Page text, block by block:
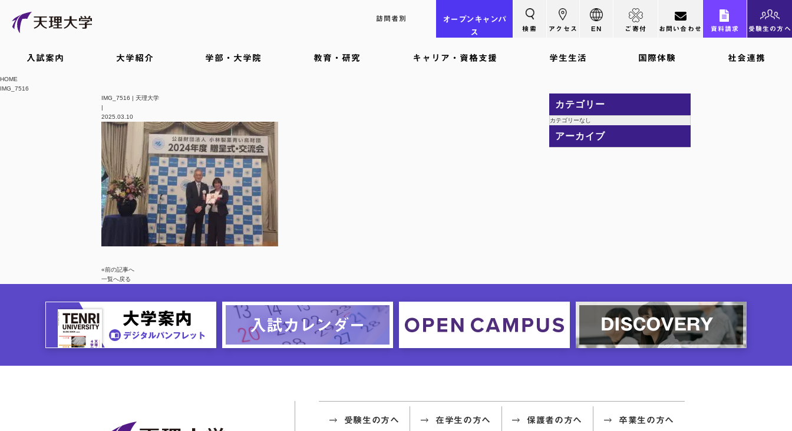
訪問者別 オープン キャンパ
ス
検索 アクセス EN ご寄付 お問い合わせ 資料請求 受験生の方へ
入試案内 大学紹介 学部・大学院 教育・研究 キャリア・資格支援 学生生活 国際体験 社会連携
HOME
IMG_7516
IMG_7516 | 天理大学
|
2025.03.10
«前の記事へ
一覧へ戻る
カテゴリー
カテゴリーなし
アーカイブ
受験生の方へ 在学生の方へ 保護者の方へ 卒業生の方へ